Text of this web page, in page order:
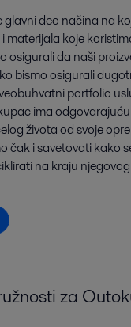
glavni deo načina na
materijala koje
osigurali da naši
bismo osigurali
portfolio
ima
života od svoje
čak i savetovati kako
na kraju
za